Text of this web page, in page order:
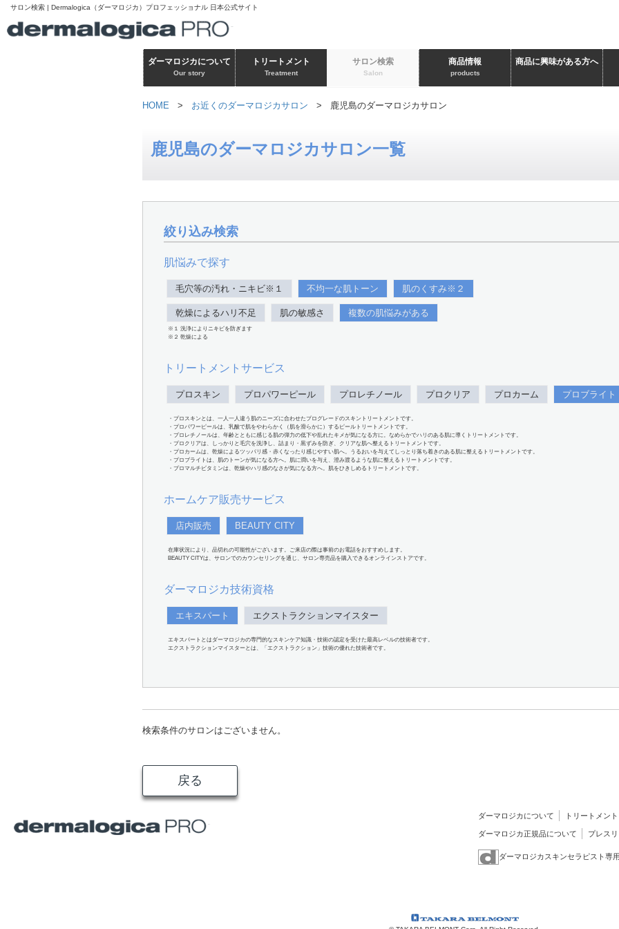
サロン検索 | Dermalogica（ダーマロジカ）プロフェッショナル 日本公式サイト
ダーマロジカについて
Our story
トリートメント
Treatment
サロン検索
Salon
商品情報
products
商品に興味がある方へ
HOME > お近くのダーマロジカサロン > 鹿児島のダーマロジカサロン
鹿児島のダーマロジカサロン一覧
絞り込み検索
肌悩みで探す
毛穴等の汚れ・ニキビ※１ 不均一な肌トーン 肌のくすみ※２
乾燥によるハリ不足 肌の敏感さ 複数の肌悩みがある
※１ 洗浄によりニキビを防ぎます
※２ 乾燥による
トリートメントサービス
プロスキン プロパワーピール プロレチノール プロクリア プロカーム プロブライト
・プロスキンとは、一人一人違う肌のニーズに合わせたプログレードのスキントリートメントです。
・プロパワーピールは、乳酸で肌をやわらかく（肌を滑らかに）するピールトリートメントです。
・プロレチノールは、年齢とともに感じる肌の弾力の低下や乱れたキメが気になる方に。なめらかでハリのある肌に導くトリートメントです。
・プロクリアは、しっかりと毛穴を洗浄し、詰まり・黒ずみを防ぎ、クリアな肌へ整えるトリートメントです。
・プロカームは、乾燥によるツッパリ感・赤くなったり感じやすい肌へ。うるおいを与えてしっとり落ち着きのある肌に整えるトリートメントです。
・プロブライトは、肌のトーンが気になる方へ。肌に潤いを与え、澄み渡るような肌に整えるトリートメントです。
・プロマルチビタミンは、乾燥やハリ感のなさが気になる方へ。肌をひきしめるトリートメントです。
ホームケア販売サービス
店内販売 BEAUTY CITY
在庫状況により、品切れの可能性がございます。ご来店の際は事前のお電話をおすすめします。
BEAUTY CITYは、サロンでのカウンセリングを通じ、サロン専売品を購入できるオンラインストアです。
ダーマロジカ技術資格
エキスパート エクストラクションマイスター
エキスパートとはダーマロジカの専門的なスキンケア知識・技術の認定を受けた最高レベルの技術者です。
エクストラクションマイスターとは、「エクストラクション」技術の優れた技術者です。
検索条件のサロンはございません。
戻る
ダーマロジカについて トリートメント
ダーマロジカ正規品について プレス
ダーマロジカスキンセラピスト専